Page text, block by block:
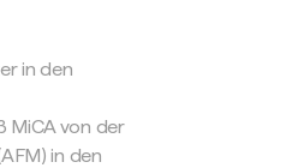
in den
MiCA von der
in den